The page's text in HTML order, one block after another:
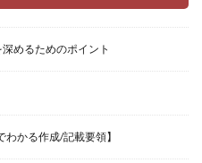
めるためのポイント
かる作成/記載要領】